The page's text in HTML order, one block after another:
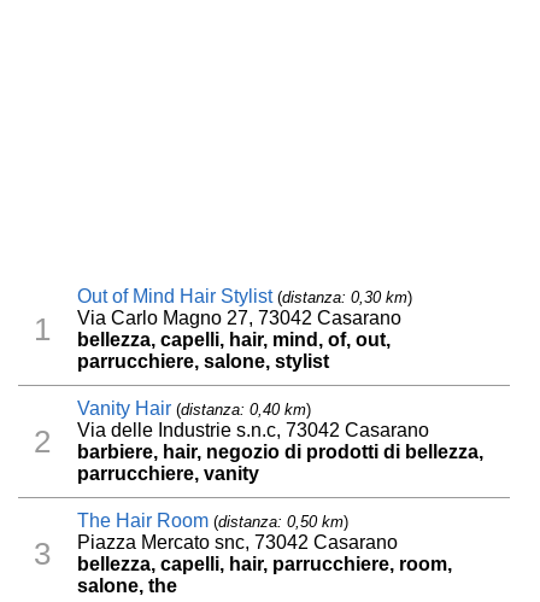
1
Out of Mind Hair Stylist(distanza: 0,30 km)
Via Carlo Magno 27, 73042 Casarano
bellezza, capelli, hair, mind, of, out,
parrucchiere, salone, stylist
2
Vanity Hair (distanza: 0,40 km)
Via delle Industrie s.n.c, 73042 Casarano
barbiere, hair, negozio di prodotti di bellezza,
parrucchiere, vanity
3
The Hair Room (distanza: 0,50 km)
Piazza Mercato snc, 73042 Casarano
bellezza, capelli, hair, parrucchiere, room,
salone, the